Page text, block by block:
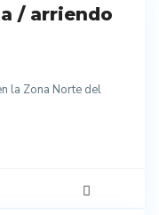
/ arriendo
la Zona Norte del